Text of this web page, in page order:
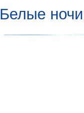
Белые